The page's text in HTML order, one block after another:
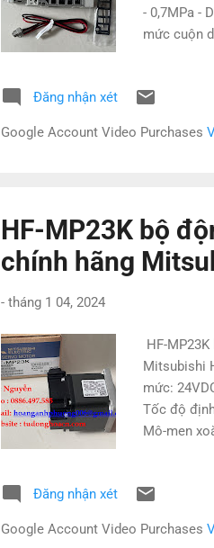
- 0,7MPa -
mức cuộn
5LOZD-
01F-Q,
SY3120
Đăng nhận xét
Google Account Video Purchases
HF-MP23K bộ
chính hãng
- tháng 1 04, 2024
HF-
Mitsubishi
mức:
Tốc độ
Mô-men
HF-MP13B,
MP73G1,
HF-
Đăng nhận xét
Google Account Video Purchases